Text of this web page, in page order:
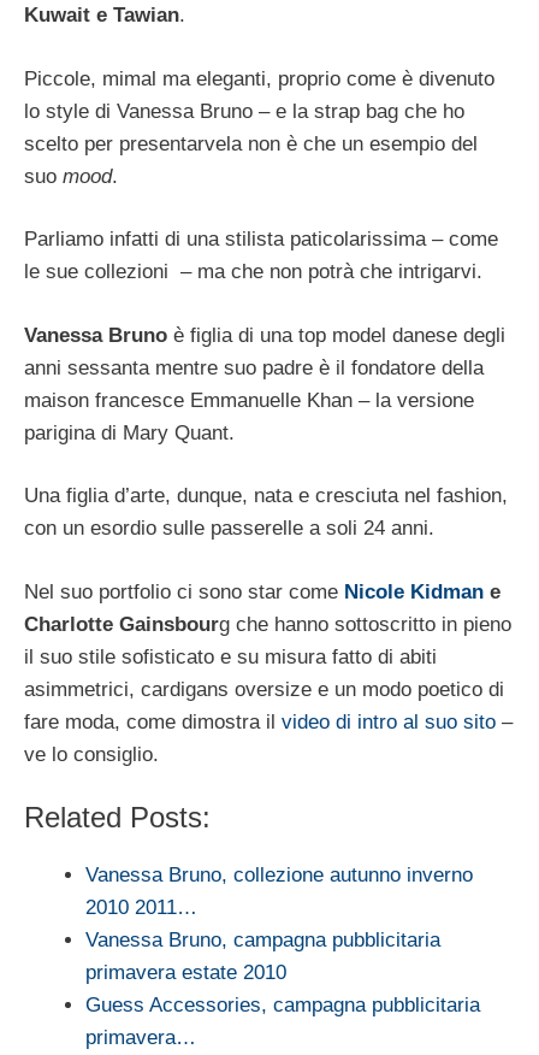
Kuwait e Tawian.
Piccole, mimal ma eleganti, proprio come è divenuto
lo style di Vanessa Bruno – e la strap bag che ho
scelto per presentarvela non è che un esempio del
suo mood.
Parliamo infatti di una stilista paticolarissima – come
le sue collezioni – ma che non potrà che intrigarvi.
Vanessa Bruno è figlia di una top model danese degli
anni sessanta mentre suo padre è il fondatore della
maison francesce Emmanuelle Khan – la versione
parigina di Mary Quant.
Una figlia d’arte, dunque, nata e cresciuta nel fashion,
con un esordio sulle passerelle a soli 24 anni.
Nel suo portfolio ci sono star come Nicole Kidman e
Charlotte Gainsbourg che hanno sottoscritto in pieno
il suo stile sofisticato e su misura fatto di abiti
asimmetrici, cardigans oversize e un modo poetico di
fare moda, come dimostra il video di intro al suo sito –
ve lo consiglio.
Related Posts:
Vanessa Bruno, collezione autunno inverno
2010 2011…
Vanessa Bruno, campagna pubblicitaria
primavera estate 2010
Guess Accessories, campagna pubblicitaria
primavera…